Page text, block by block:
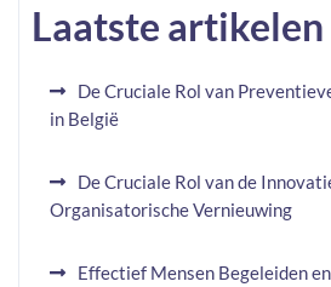
Laatste artikelen
De Cruciale Rol van
in België
De Cruciale Rol van de
Organisatorische Vernieuwing
Effectief Mensen Begeleiden